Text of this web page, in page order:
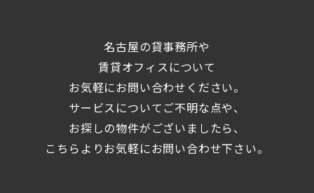
名古屋の貸事務所や
賃貸オフィスについて
お気軽にお問い合わせください。
サービスについてご不明な点や、
お探しの物件がございましたら、
こちらよりお気軽にお問い合わせ下さい。